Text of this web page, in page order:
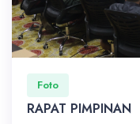
Foto
RAPAT PIMPINAN